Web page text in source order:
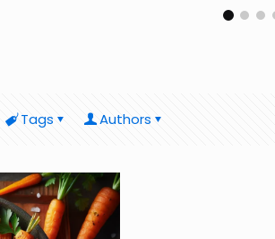
Tags Authors